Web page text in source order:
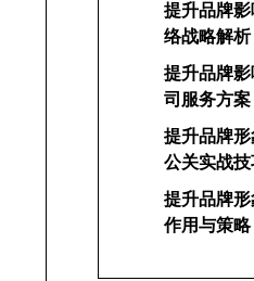
提升品牌影
络战略解析
提升品牌影
司服务方案
提升品牌形
公关实战技
提升品牌形
作用与策略